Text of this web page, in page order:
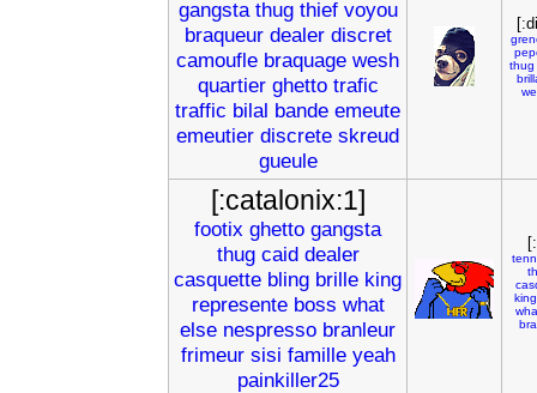
gangsta thug thief voyou
braqueur dealer discret
camoufle braquage wesh
quartier ghetto trafic
traffic bilal bande emeute
emeutier discrete skreud
gueule
thug
[:catalonix:1]
footix ghetto gangsta
thug caid dealer
casquette bling brille king
represente boss what
else nespresso branleur
frimeur sisi famille yeah
painkiller25
king